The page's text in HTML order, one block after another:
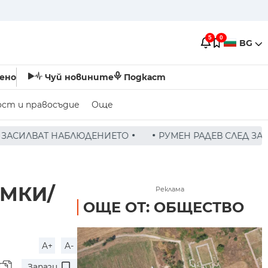
5 0 BG
Чуй новините Подкаст
и правосъдие Още
ЗАСЕДАНИЕ НА СЪВЕТА ПО СИГУРНОСТТА: ДРОН Е
A+
A-
Реклама
ОЩЕ ОТ: ОБЩЕСТВО